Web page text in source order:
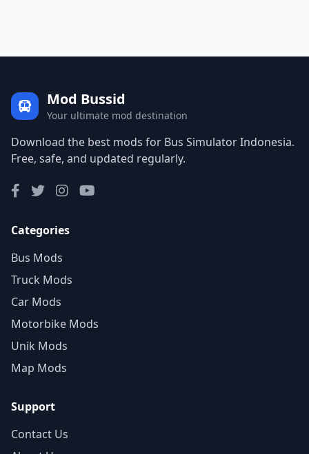
Mod Bussid
Your ultimate mod destination
Download the best mods for Bus Simulator Indonesia.
Free, safe, and updated regularly.
Categories
Bus Mods
Truck Mods
Car Mods
Motorbike Mods
Unik Mods
Map Mods
Support
Contact Us